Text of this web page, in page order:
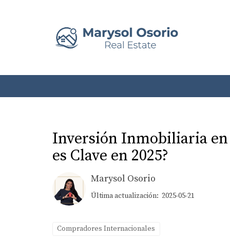
Inversión Inmobiliaria en
es Clave en 2025?
Marysol Osorio
Última actualización: 2025-05-21
Compradores Internacionales